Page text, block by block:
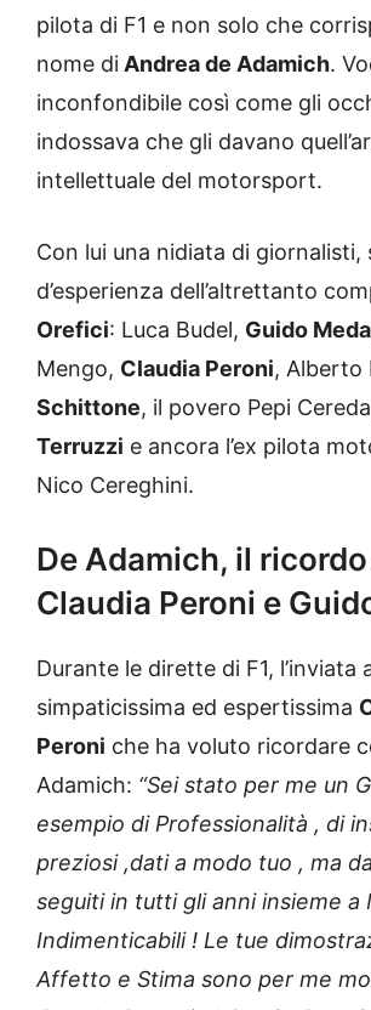
pilota di F1 e non solo che
nome di Andrea de Adamich.
inconfondibile così come gli
indossava che gli davano
intellettuale del motorsport.
Con lui una nidiata di giornalisti,
d’esperienza dell’altrettanto
Orefici: Luca Budel, Guido Meda
Mengo, Claudia Peroni, Alberto
Schittone, il povero Pepi
Terruzzi e ancora l’ex pilota
Nico Cereghini.
De Adamich, il
Claudia Peroni e
Durante le dirette di F1, l’inviata
simpaticissima ed espertissima
Peroni che ha voluto ricordare
Adamich: “Sei stato per me un
esempio di Professionalità , di
preziosi ,dati a modo tuo , ma
seguiti in tutti gli anni insieme a
Indimenticabili ! Le tue
Affetto e Stima sono per me